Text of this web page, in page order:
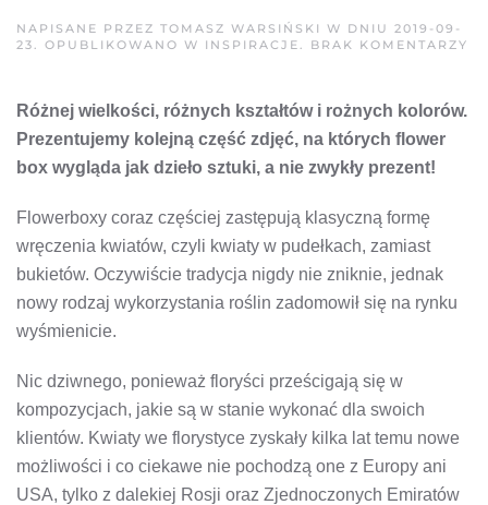
NAPISANE PRZEZ TOMASZ WARSIŃSKI W DNIU 2019-09-
23. OPUBLIKOWANO W INSPIRACJE. BRAK KOMENTARZY
Różnej wielkości, różnych kształtów i rożnych kolorów.
Prezentujemy kolejną część zdjęć, na których flower
box wygląda jak dzieło sztuki, a nie zwykły prezent!
Flowerboxy coraz częściej zastępują klasyczną formę
wręczenia kwiatów, czyli kwiaty w pudełkach, zamiast
bukietów. Oczywiście tradycja nigdy nie zniknie, jednak
nowy rodzaj wykorzystania roślin zadomowił się na rynku
wyśmienicie.
Nic dziwnego, ponieważ floryści prześcigają się w
kompozycjach, jakie są w stanie wykonać dla swoich
klientów. Kwiaty we florystyce zyskały kilka lat temu nowe
możliwości i co ciekawe nie pochodzą one z Europy ani
USA, tylko z dalekiej Rosji oraz Zjednoczonych Emiratów